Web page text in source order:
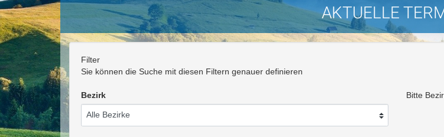
AKTUELLE
Filter
Sie können die Suche mit diesen Filtern genauer definieren
Bezirk Bitte